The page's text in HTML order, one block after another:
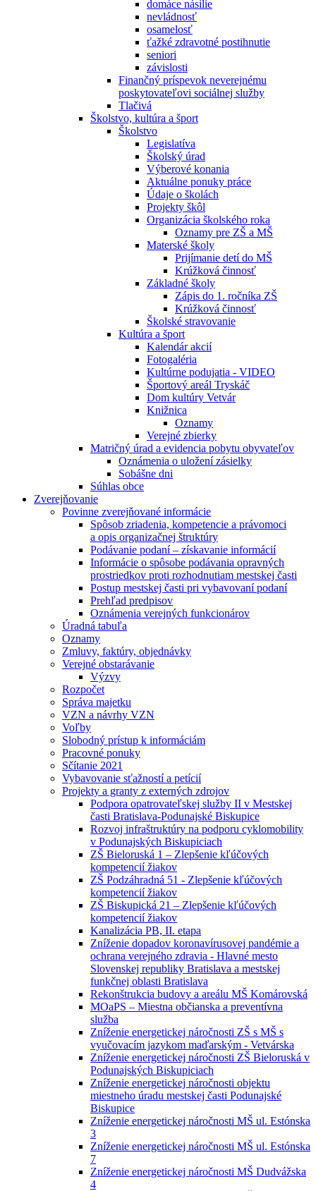
domáce násilie
nevládnosť
osamelosť
ťažké zdravotné postihnutie
seniori
závislosti
Finančný príspevok neverejnému
poskytovateľovi sociálnej služby
Tlačivá
Školstvo, kultúra a šport
Školstvo
Legislatíva
Školský úrad
Výberové konania
Aktuálne ponuky práce
Údaje o školách
Projekty škôl
Organizácia školského roka
Oznamy pre ZŠ a MŠ
Materské školy
Prijímanie detí do MŠ
Krúžková činnosť
Základné školy
Zápis do 1. ročníka ZŠ
Krúžková činnosť
Školské stravovanie
Kultúra a šport
Kalendár akcií
Fotogaléria
Kultúrne podujatia - VIDEO
Športový areál Tryskáč
Dom kultúry Vetvár
Knižnica
Oznamy
Verejné zbierky
Matričný úrad a evidencia pobytu obyvateľov
Oznámenia o uložení zásielky
Sobášne dni
Súhlas obce
Zverejňovanie
Povinne zverejňované informácie
Spôsob zriadenia, kompetencie a právomoci
a opis organizačnej štruktúry
Podávanie podaní – získavanie informácií
Informácie o spôsobe podávania opravných
prostriedkov proti rozhodnutiam mestskej časti
Postup mestskej časti pri vybavovaní podaní
Prehľad predpisov
Oznámenia verejných funkcionárov
Úradná tabuľa
Oznamy
Zmluvy, faktúry, objednávky
Verejné obstarávanie
Výzvy
Rozpočet
Správa majetku
VZN a návrhy VZN
Voľby
Slobodný prístup k informáciám
Pracovné ponuky
Sčítanie 2021
Vybavovanie sťažností a petícií
Projekty a granty z externých zdrojov
Podpora opatrovateľskej služby II v Mestskej
časti Bratislava-Podunajské Biskupice
Rozvoj infraštruktúry na podporu cyklomobility
v Podunajských Biskupiciach
ZŠ Bieloruská 1 – Zlepšenie kľúčových
kompetencií žiakov
ZŠ Podzáhradná 51 - Zlepšenie kľúčových
kompetencií žiakov
ZŠ Biskupická 21 – Zlepšenie kľúčových
kompetencií žiakov
Kanalizácia PB, II. etapa
Zníženie dopadov koronavírusovej pandémie a
ochrana verejného zdravia - Hlavné mesto
Slovenskej republiky Bratislava a mestskej
funkčnej oblasti Bratislava
Rekonštrukcia budovy a areálu MŠ Komárovská
MOaPS – Miestna občianska a preventívna
služba
Zníženie energetickej náročnosti ZŠ s MŠ s
vyučovacím jazykom maďarským - Vetvárska
Zníženie energetickej náročnosti ZŠ Bieloruská v
Podunajských Biskupiciach
Zníženie energetickej náročnosti objektu
miestneho úradu mestskej časti Podunajské
Biskupice
Zníženie energetickej náročnosti MŠ ul. Estónska
3
Zníženie energetickej náročnosti MŠ ul. Estónska
7
Zníženie energetickej náročnosti MŠ Dudvážska
4